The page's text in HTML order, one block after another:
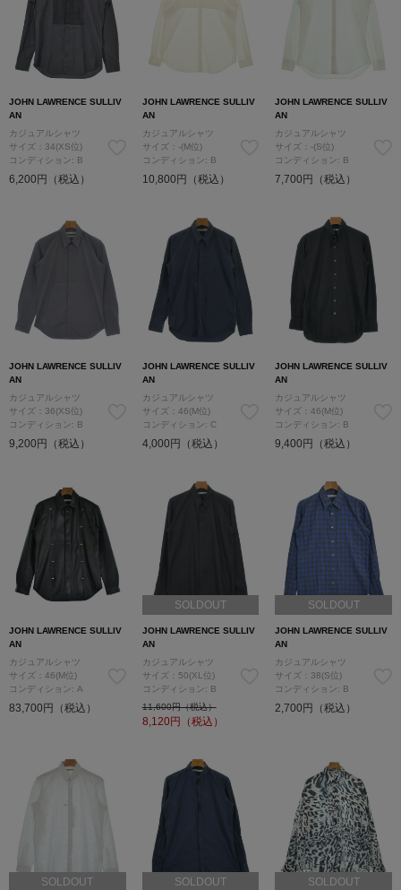
JOHN LAWRENCE SULLIV
AN
カジュアルシャツ
サイズ：34(XS位)
コンディション: B
6,200円（税込）
JOHN LAWRENCE SULLIV
AN
カジュアルシャツ
サイズ：-(M位)
コンディション: B
10,800円（税込）
JOHN LAWRENCE SULLIV
AN
カジュアルシャツ
サイズ：-(S位)
コンディション: B
7,700円（税込）
JOHN LAWRENCE SULLIV
AN
カジュアルシャツ
サイズ：36(XS位)
コンディション: B
9,200円（税込）
JOHN LAWRENCE SULLIV
AN
カジュアルシャツ
サイズ：46(M位)
コンディション: C
4,000円（税込）
JOHN LAWRENCE SULLIV
AN
カジュアルシャツ
サイズ：46(M位)
コンディション: B
9,400円（税込）
JOHN LAWRENCE SULLIV
AN
カジュアルシャツ
サイズ：46(M位)
コンディション: A
83,700円（税込）
SOLDOUT
JOHN LAWRENCE SULLIV
AN
カジュアルシャツ
サイズ：50(XL位)
コンディション: B
11,600円（税込）
8,120円（税込）
SOLDOUT
JOHN LAWRENCE SULLIV
AN
カジュアルシャツ
サイズ：38(S位)
コンディション: B
2,700円（税込）
SOLDOUT SOLDOUT SOLDOUT